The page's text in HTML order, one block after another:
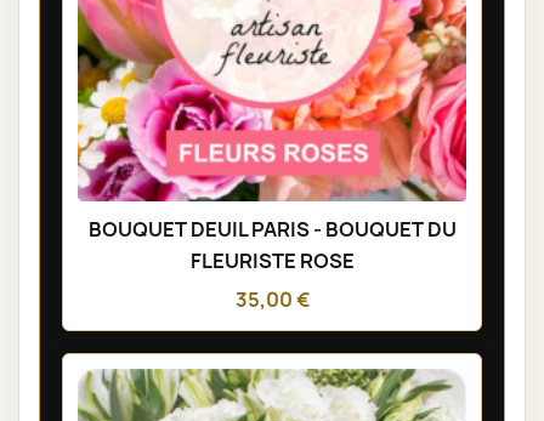
BOUQUET DEUIL PARIS - BOUQUET DU
FLEURISTE ROSE
35,00 €